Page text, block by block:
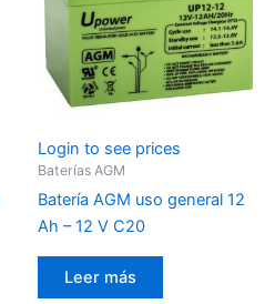
Login to see prices
Baterías AGM
Batería AGM uso general 12
Ah – 12 V C20
Leer más